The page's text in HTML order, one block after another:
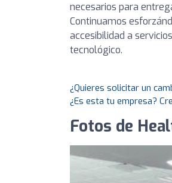
necesarios para
Continuamos
accesibilidad a
tecnológico.
¿Quieres solicitar un
¿Es esta tu empresa?
Fotos de